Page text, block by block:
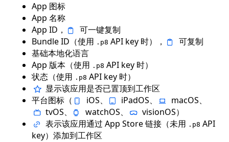
App 图标
App 名称
App ID，
可一键复制
Bundle ID（使用 .p8 API key 时），
可复制
基础本地化语言
App 版本（使用 .p8 API key 时）
状态（使用 .p8 API key 时）
显示该应用是否已置顶到工作区
平台图标（
iOS、 iPadOS、
macOS、
tvOS、
watchOS、
visionOS）
表示该应用通过 App Store 链接（未用 .p8 API
key）添加到工作区